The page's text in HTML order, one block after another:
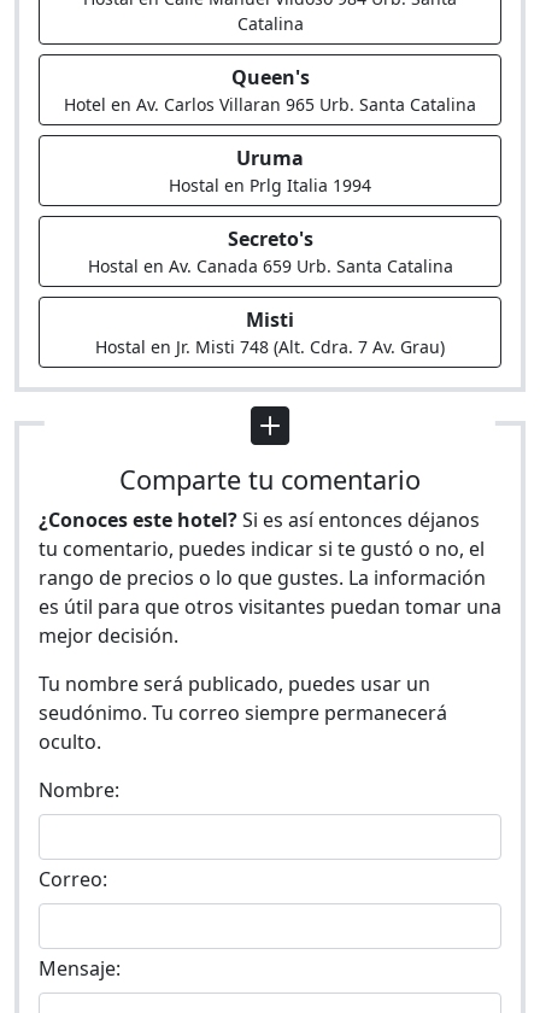
Catalina
Queen's
Hotel en Av. Carlos Villaran 965 Urb. Santa Catalina
Uruma
Hostal en Prlg Italia 1994
Secreto's
Hostal en Av. Canada 659 Urb. Santa Catalina
Misti
Hostal en Jr. Misti 748 (Alt. Cdra. 7 Av. Grau)
Comparte tu comentario
¿Conoces este hotel?Si es así entonces déjanos
tu comentario, puedes indicar si te gustó o no, el
rango de precios o lo que gustes. La información
es útil para que otros visitantes puedan tomar una
mejor decisión.
Tu nombre será publicado, puedes usar un
seudónimo. Tu correo siempre permanecerá
oculto.
Nombre:
Correo:
Mensaje: